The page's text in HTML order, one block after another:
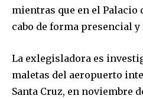
mientras que en el Palacio
cabo de forma presencial
La exlegisladora es
maletas del aeropuerto
Santa Cruz, en noviembre